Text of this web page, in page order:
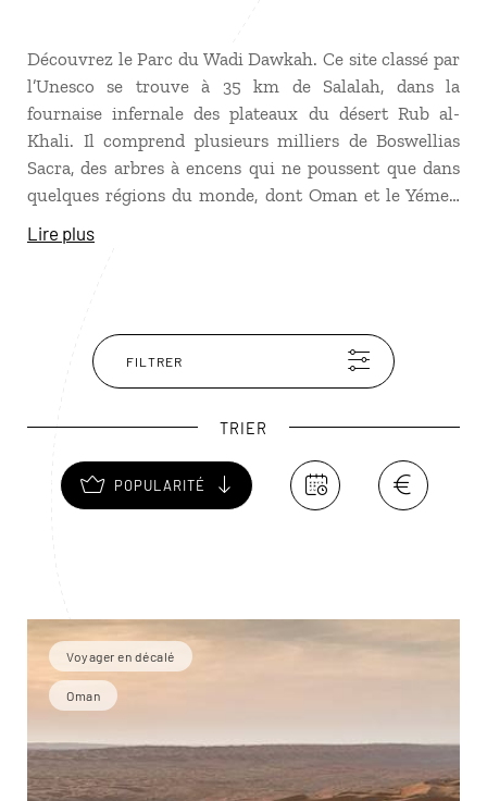
Découvrez le Parc du Wadi Dawkah. Ce site classé par
l’Unesco se trouve à 35 km de Salalah, dans la
fournaise infernale des plateaux du désert Rub al-
Khali. Il comprend plusieurs milliers de Boswellias
Sacra, des arbres à encens qui ne poussent que dans
quelques régions du monde, dont Oman et le Yémen
voisin. La résine de ces arbres est exploitée pour ses
arômes bien sûr, mais également pour ses vertus
désert de Rub al-Khali, l’un des plus inhospitaliers du
Lire plus
FILTRER
TRIER
POPULARITÉ
Voyager en décalé
Oman